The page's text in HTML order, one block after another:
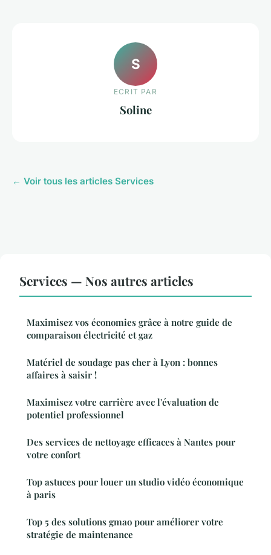
S
ECRIT PAR
Soline
← Voir tous les articles Services
Services — Nos autres articles
Maximisez vos économies grâce à notre guide de
comparaison électricité et gaz
Matériel de soudage pas cher à Lyon : bonnes
affaires à saisir !
Maximisez votre carrière avec l'évaluation de
potentiel professionnel
Des services de nettoyage efficaces à Nantes pour
votre confort
Top astuces pour louer un studio vidéo économique
à paris
Top 5 des solutions gmao pour améliorer votre
stratégie de maintenance